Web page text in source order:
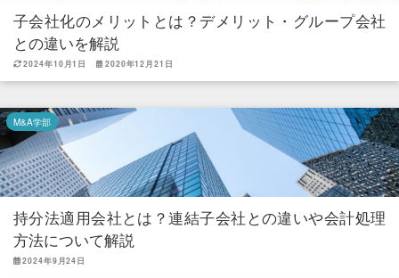
子会社化のメリットとは？デメリット・グループ会社
との違いを解説
2024年10月1日 2020年12月21日
M&A学部
持分法適用会社とは？連結子会社との違いや会計処理
方法について解説
2024年9月24日